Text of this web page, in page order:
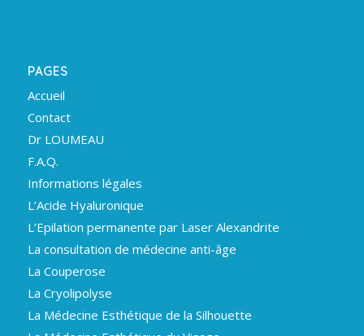
PAGES
Accueil
Contact
Dr LOUMEAU
F.A.Q.
Informations légales
L’Acide Hyaluronique
L’Epilation permanente par Laser Alexandrite
La consultation de médecine anti-âge
La Couperose
La Cryolipolyse
La Médecine Esthétique de la Silhouette